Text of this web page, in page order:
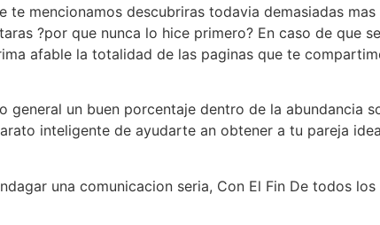
te mencionamos descubriras todavia demasiadas
?por que nunca lo hice primero? En caso de que
afable la totalidad de las paginas que te
un buen porcentaje dentro de la abundancia
inteligente de ayudarte an obtener a tu pareja
una comunicacion seria, Con El Fin De todos